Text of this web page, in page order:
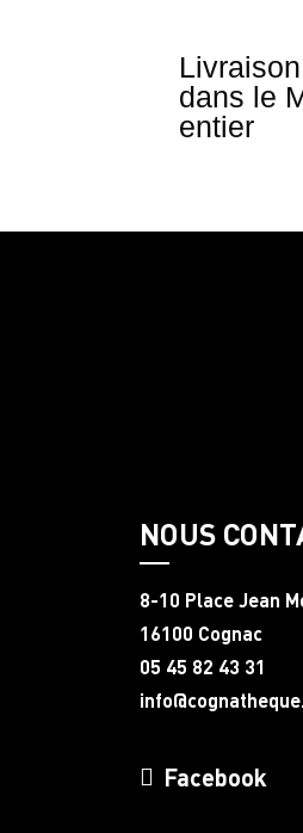
dans le
entier
NOUS
8-10 Place Jean
16100 Cognac
05 45 82 43 31
Facebook